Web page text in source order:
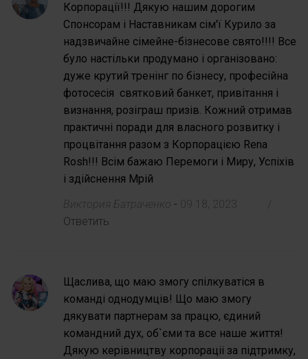
Корпорації!!! Дякую нашим дорогим
Спонсорам і Наставникам сім'ї Курило за
надзвичайне сімейне-бізнесове свято!!!! Все
було настільки продумано і організовано:
дуже крутий тренінг по бізнесу, професійна
фотосесія святковий банкет, привітання і
визнання, розіграш призів. Кожний отримав
практичні поради для власного розвитку і
процвітання разом з Корпорацією Rena
Rosh!!! Всім бажаю Перемоги і Миру, Успіхів
і здійснення Мрій
Виктория Батраченко - 09 18, 2023
Ответить
Щаслива, що маю змогу спілкуватіся в
команді однодумців! Що маю змогу
дякувати партнерам за працю, єдиний
командний дух, об`єми та все наше життя!
Дякую керівництву корпораціі за підтримку,